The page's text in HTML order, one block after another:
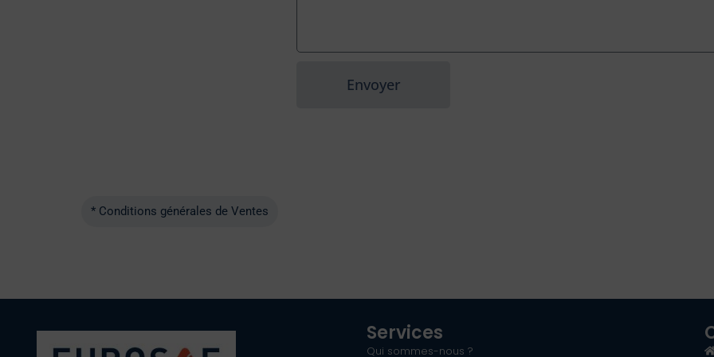
Envoyer
* Conditions générales de Ventes
Services
Qui sommes-nous ?